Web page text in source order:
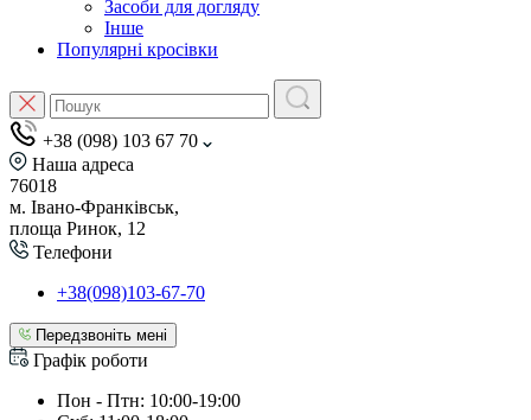
Засоби для догляду
Інше
Популярні кросівки
+38 (098) 103 67 70
Наша адреса
76018
м. Івано-Франківськ,
площа Ринок, 12
Телефони
+38(098)103-67-70
Передзвоніть мені
Графік роботи
Пон - Птн: 10:00-19:00